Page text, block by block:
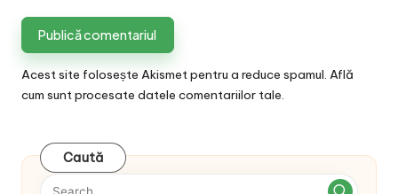
Acest site folosește Akismet pentru a reduce spamul. Află
cum sunt procesate datele comentariilor tale
Caută